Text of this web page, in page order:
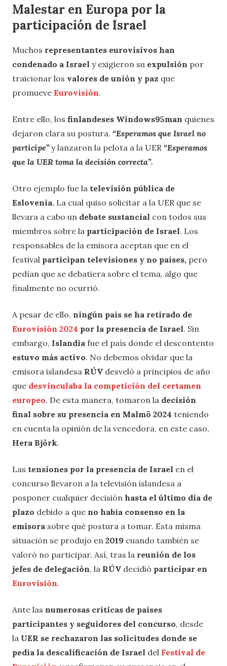
Malestar en Europa por la
participación de Israel
Muchos representantes eurovisivos han
condenado a Israel y exigieron su expulsión por
traicionar los valores de unión y paz que
promueve Eurovisión.
Entre ello, los finlandeses Windows95man quienes
dejaron clara su postura. “Esperamos que Israel no
participe”y lanzaron la pelota a la UER “Esperamos
que la UER toma la decisión correcta”.
Otro ejemplo fue la televisión pública de
Eslovenia. La cual quiso solicitar a la UER que se
llevara a cabo un debate sustancial con todos sus
miembros sobre la participación de Israel. Los
responsables de la emisora aceptan que en el
festival participan televisiones y no países, pero
pedían que se debatiera sobre el tema, algo que
finalmente no ocurrió.
A pesar de ello, ningún país se ha retirado de
Eurovisión 2024 por la presencia de Israel. Sin
embargo, Islandia fue el país donde el descontento
estuvo más activo. No debemos olvidar que la
emisora islandesa RÚV desveló a principios de año
que desvinculaba la competición del certamen
europeo. De esta manera, tomaron la decisión
final sobre su presencia en Malmö 2024 teniendo
en cuenta la opinión de la vencedora, en este caso,
Hera Björk.
Las tensiones por la presencia de Israel en el
concurso llevaron a la televisión islandesa a
posponer cualquier decisión hasta el último día de
plazo debido a que no había consenso en la
emisora sobre qué postura a tomar. Esta misma
situación se produjo en 2019 cuando también se
valoró no participar. Así, tras la reunión de los
jefes de delegación, la RÚV decidió participar en
Eurovisión.
Ante las numerosas críticas de países
participantes y seguidores del concurso, desde
la UER se rechazaron las solicitudes donde se
pedía la descalificación de Israel del Festival de